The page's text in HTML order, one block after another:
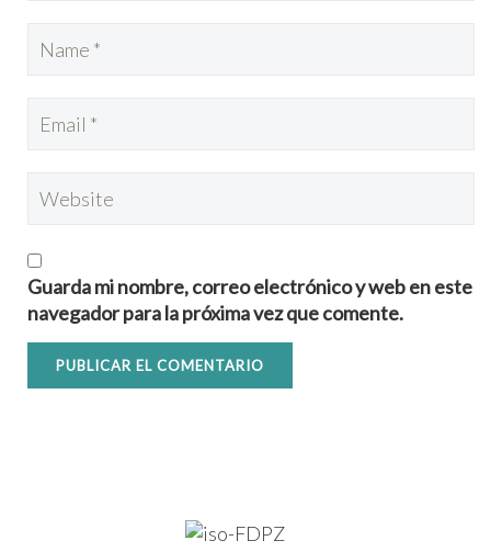
Guarda mi nombre, correo electrónico y web en este
navegador para la próxima vez que comente.